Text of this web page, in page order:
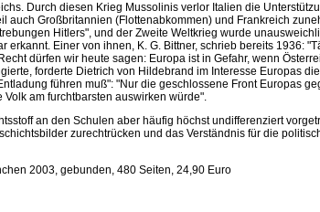
Durch diesen Krieg Mussolinis verlor Italien die
Großbritannien (Flottenabkommen) und Frankreich
Hitlers", und der Zweite Weltkrieg wurde
Einer von ihnen, K. G. Bittner, schrieb bereits 1936:
dürfen wir heute sagen: Europa ist in Gefahr, wenn
forderte Dietrich von Hildebrand im Interesse Europas
führen muß": "Nur die geschlossene Front Europas
am furchtbarsten auswirken würde".
an den Schulen aber häufig höchst undifferenziert
zurechtrücken und das Verständnis für die
2003, gebunden, 480 Seiten, 24,90 Euro